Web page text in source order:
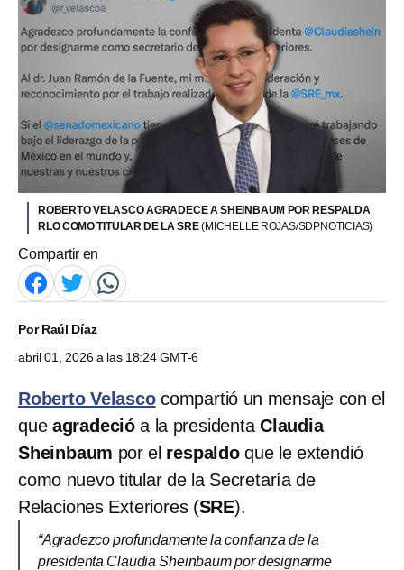
ROBERTO VELASCO AGRADECE A SHEINBAUM POR RESPALDA
RLO COMO TITULAR DE LA SRE(MICHELLE ROJAS/SDPNOTICIAS)
Compartir en
PorRaúl Díaz
abril 01, 2026 a las 18:24 GMT-6
Roberto Velascocompartió un mensaje con el
que agradeció a la presidentaClaudia
Sheinbaum por el respaldoque le extendió
como nuevo titular de la Secretaría de
Relaciones Exteriores (SRE).
“Agradezco profundamente la confianza de la
presidenta Claudia Sheinbaum por designarme